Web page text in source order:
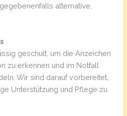
alternative,
geschult, um die Anzeichen
zu erkennen und im Notfall
Wir sind darauf vorbereitet,
Unterstützung und Pflege zu